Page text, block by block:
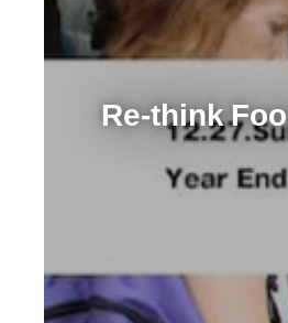
Re-think